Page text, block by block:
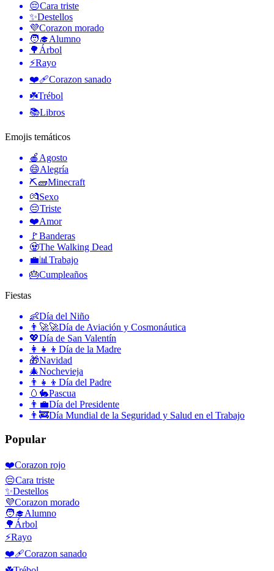
😔Cara triste
✨Destellos
💜Corazon morado
🧑‍🎓Alumno
🌳 Árbol
⚡Rayo
❤️‍🩹Corazon sanado
☘️Trébol
📚Libros
Emojis temáticos
🍎 Agosto
😄Alegría
⛏🧱Minecraft
💏Sexo
😔Triste
❤️Amor
🚩Banderas
🧟The Walking Dead
💼📊 Trabajo
🎂Cumpleaños
Fiestas
👶Día del Niño
👨‍🚀🚀Día de Aviación y Cosmonáutica
💖Día de San Valentín
👩‍👧‍👦 Día de la Madre
🎁Navidad
🎄Nochevieja
👨‍👧‍👦 Día del Padre
🥚🐇Pascua
👨‍💼Día del Presidente
👨‍🚒Día Mundial de la Seguridad y Salud en el Trabajo
Popular
❤️Corazon rojo
😔Cara triste
✨Destellos
💜Corazon morado
🧑‍🎓Alumno
🌳 Árbol
⚡Rayo
❤️‍🩹Corazon sanado